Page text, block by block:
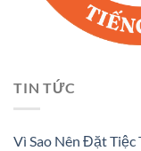
TIN TỨC
Vì Sao Nên Đặt Tiệc